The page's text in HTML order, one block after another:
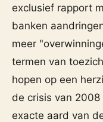
exclusief rapport
banken
meer
termen van
hopen op een
de crisis van
exacte aard van